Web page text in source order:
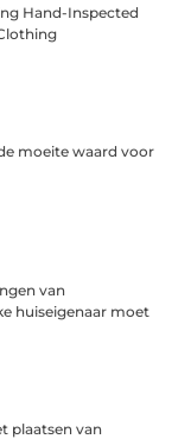
Hand-Inspected
moeite waard voor
van
huiseigenaar moet
plaatsen van